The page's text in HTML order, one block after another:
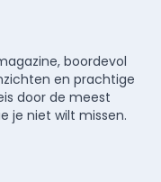
boordevol
en prachtige
door de meest
je niet wilt missen.